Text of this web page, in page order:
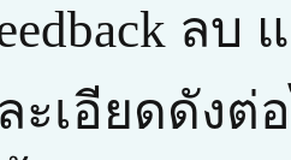
ล
ะเอียดดังต่